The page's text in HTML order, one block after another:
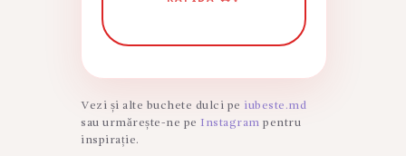
Vezi și alte buchete dulci pe iubeste.md
sau urmărește-ne pe Instagram pentru
inspirație.